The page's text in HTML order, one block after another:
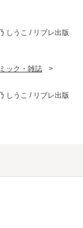
しうこ / リブレ出版
ック・雑誌
>
しうこ / リブレ出版